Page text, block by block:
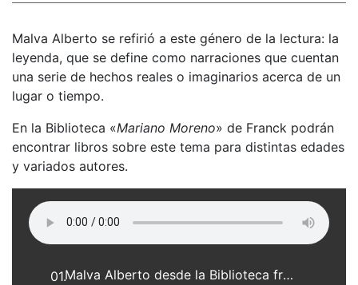
Malva Alberto se refirió a este género de la lectura: la
leyenda, que se define como narraciones que cuentan
una serie de hechos reales o imaginarios acerca de un
lugar o tiempo.
En la Biblioteca «Mariano Moreno» de Franck podrán
encontrar libros sobre este tema para distintas edades
y variados autores.
01. Malva Alberto desde la Biblioteca franckina